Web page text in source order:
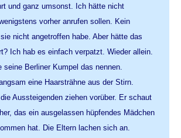
und ganz umsonst. Ich hätte nicht
vorher anrufen sollen. Kein
nicht angetroffen habe. Aber hätte das
Ich hab es einfach verpatzt. Wieder allein.
seine Berliner Kumpel das nennen.
eine Haarsträhne aus der Stirn.
Aussteigenden ziehen vorüber. Er schaut
das ein ausgelassen hüpfendes Mädchen
hat. Die Eltern lachen sich an.